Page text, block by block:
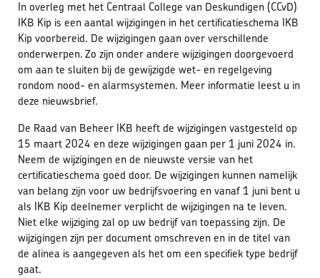
In overleg met het Centraal College van Deskundigen (CCvD)
IKB Kip is een aantal wijzigingen in het certificatieschema IKB
Kip voorbereid. De wijzigingen gaan over verschillende
onderwerpen. Zo zijn onder andere wijzigingen doorgevoerd
om aan te sluiten bij de gewijzigde wet- en regelgeving
rondom nood- en alarmsystemen. Meer informatie leest u in
deze nieuwsbrief.
De Raad van Beheer IKB heeft de wijzigingen vastgesteld op
15 maart 2024 en deze wijzigingen gaan per 1 juni 2024 in.
Neem de wijzigingen en de nieuwste versie van het
certificatieschema goed door. De wijzigingen kunnen namelijk
van belang zijn voor uw bedrijfsvoering en vanaf 1 juni bent u
als IKB Kip deelnemer verplicht de wijzigingen na te leven.
Niet elke wijziging zal op uw bedrijf van toepassing zijn. De
wijzigingen zijn per document omschreven en in de titel van
de alinea is aangegeven als het om een specifiek type bedrijf
gaat.